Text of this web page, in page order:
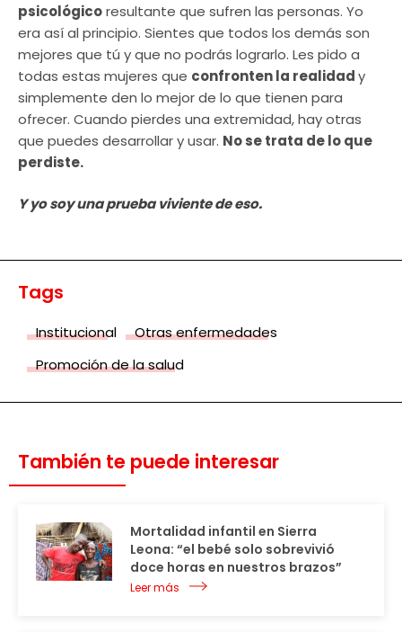
psicológicoresultante que sufren las personas. Yo
era así al principio. Sientes que todos los demás son
mejores que tú y que no podrás lograrlo. Les pido a
todas estas mujeres que confronten la realidady
simplemente den lo mejor de lo que tienen para
ofrecer. Cuando pierdes una extremidad, hay otras
que puedes desarrollar y usar. No se trata de lo que
perdiste.
Y yo soy una prueba viviente de eso.
Tags
Institucional
Otras enfermedades
Promoción de la salud
También te puede interesar
Mortalidad infantil en Sierra
Leona: “el bebé solo sobrevivió
doce horas en nuestros brazos”
Leer más